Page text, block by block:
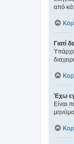
από
Γιατί
Έχω
Είναι